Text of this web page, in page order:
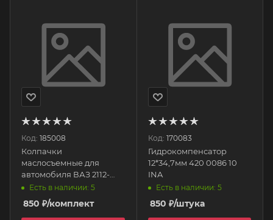
Код: 185008
Колпачки
маслосъемные для
автомобиля ВАЗ 2112-
2170 (16 шт) 12-26058-03
VICTOR REINZ
Есть в наличии: 5
850 ₽/комплект
Код: 170083
Гидрокомпенсатор
12*34,7мм 420 0086 10
INA
Есть в наличии: 5
850 ₽/штука